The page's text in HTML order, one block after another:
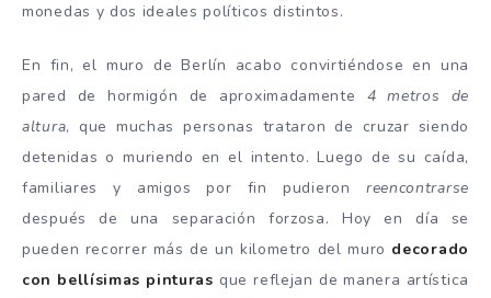
monedas y dos ideales políticos distintos.
En fin, el muro de Berlín acabo convirtiéndose en una
pared de hormigón de aproximadamente 4 metros de
altura, que muchas personas trataron de cruzar siendo
detenidas o muriendo en el intento. Luego de su caída,
familiares y amigos por fin pudieron reencontrarse
después de una separación forzosa. Hoy en día se
pueden recorrer más de un kilometro del muro decorado
con bellísimas pinturas que reflejan de manera artística